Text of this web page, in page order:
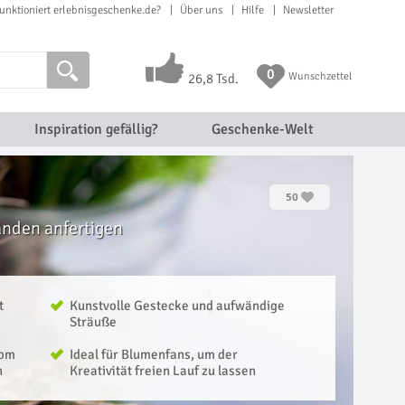
erlebnisgeschenke.de? Über uns Hilfe Newsletter
26,8 Tsd. 0 Wunschzettel
Inspiration gefällig? Geschenke-Welt
50
anfertigen
Kunstvolle Gestecke und aufwändige
Sträuße
Ideal für Blumenfans, um der
Kreativität freien Lauf zu lassen